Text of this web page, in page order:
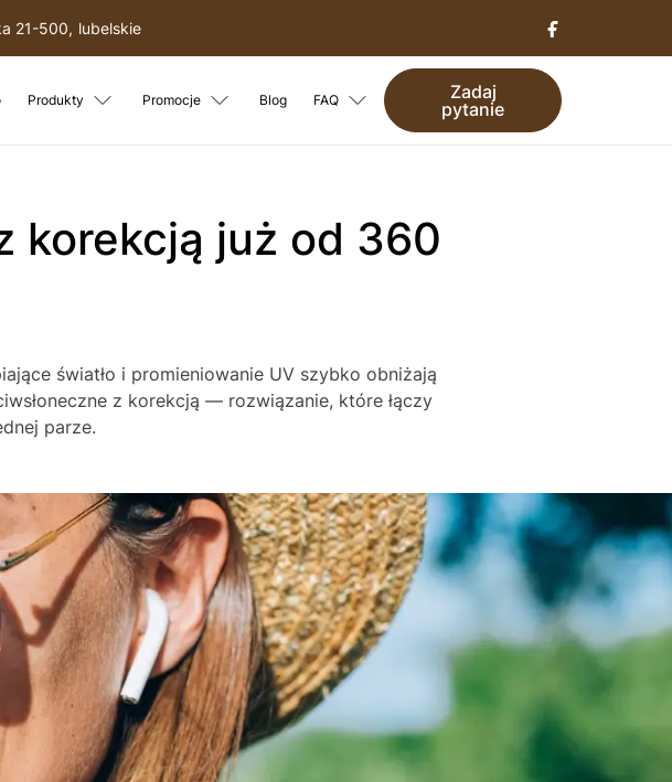
21-500, lubelskie
Produkty Promocje Blog FAQ
Zadaj
pytanie
światło i promieniowanie UV szybko obniżają
z korekcją — rozwiązanie, które łączy
parze.